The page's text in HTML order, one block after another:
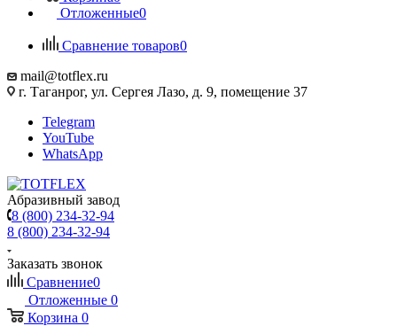
Отложенные0
Сравнение товаров0
mail@totflex.ru
г. Таганрог, ул. Сергея Лазо, д. 9, помещение 37
Telegram
YouTube
WhatsApp
Абразивный завод
8 (800) 234-32-94
8 (800) 234-32-94
Заказать звонок
Сравнение0
Отложенные 0
Корзина 0